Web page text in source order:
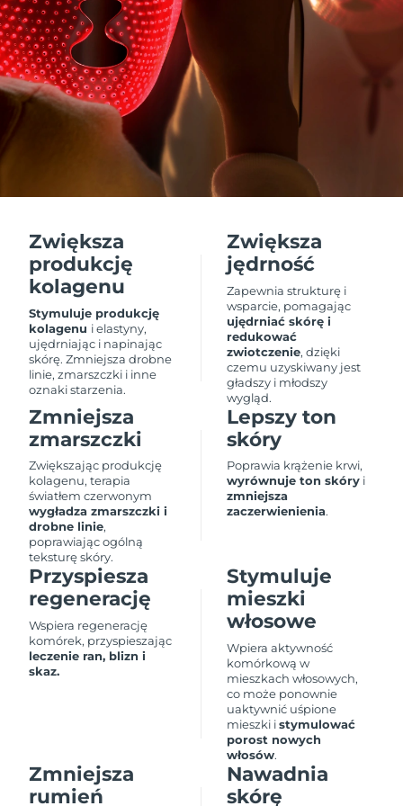
Zwiększa
produkcję
kolagenu
Stymuluje produkcję
kolagenu i elastyny,
ujędrniając i napinając
skórę. Zmniejsza drobne
linie, zmarszczki i inne
oznaki starzenia.
Zwiększa
jędrność
Zapewnia strukturę i
wsparcie, pomagając
ujędrniać skórę i
redukować
zwiotczenie, dzięki
czemu uzyskiwany jest
gładszy i młodszy
wygląd.
Zmniejsza
zmarszczki
Zwiększając produkcję
kolagenu, terapia
światłem czerwonym
wygładza zmarszczki i
drobne linie,
poprawiając ogólną
teksturę skóry.
Lepszy ton
skóry
Poprawia krążenie krwi,
wyrównuje ton skóry i
zmniejsza
zaczerwienienia.
Przyspiesza
regenerację
Wspiera regenerację
komórek, przyspieszając
leczenie ran, blizn i
skaz.
Stymuluje
mieszki
włosowe
Wpiera aktywność
komórkową w
mieszkach włosowych,
co może ponownie
uaktywnić uśpione
mieszki istymulować
porost nowych
włosów.
Zmniejsza
rumień
Nawadnia
skórę
Izrael
Oczekiwany czas dostawy
Włochy
Oczekiwany czas dostawy
Jersey
Oczekiwany czas dostawy
Kazachstan
Oczekiwany czas dostawy
Kuwejt
Oczekiwany czas dostawy
8/10/26
Łotwa
Oczekiwany czas dostawy
8/10/26
Liban
Oczekiwany czas dostawy
8/11/26
Litwa
Oczekiwany czas dostawy
8/10/26
Luksemburg
Oczekiwany czas dostawy
SRA Makau (Chiny)
Oczekiwany czas dostawy
Malezja
Oczekiwany czas dostawy
8/13/26
Oczekiwany czas dostawy
8/10/26
Oczekiwany czas dostawy
Monako
Oczekiwany czas dostawy